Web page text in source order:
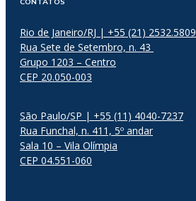
Rio de Janeiro/RJ | +55 (21) 2532.5809
Rua Sete de Setembro, n. 43
Grupo 1203 – Centro
CEP 20.050-003
São Paulo/SP | +55 (11) 4040-7237
Rua Funchal, n. 411, 5º andar
Sala 10 – Vila Olímpia
CEP 04.551-060